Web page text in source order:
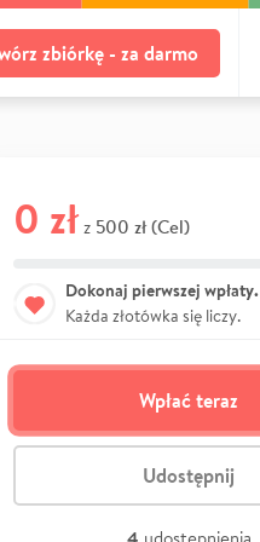
zbiórkę - za darmo
0 zł z 500 zł (Cel)
Dokonaj pierwszej wpłaty.
Każda złotówka się liczy.
Wpłać teraz
Udostępnij